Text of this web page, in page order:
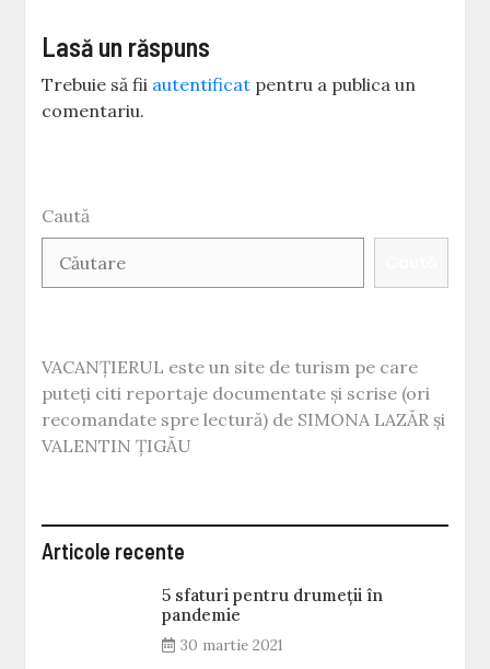
Lasă un răspuns
Trebuie să fii autentificat pentru a publica un
comentariu.
Caută
VACANȚIERUL este un site de turism pe care
puteți citi reportaje documentate și scrise (ori
recomandate spre lectură) de SIMONA LAZĂR și
VALENTIN ȚIGĂU
Articole recente
5 sfaturi pentru drumeții în
pandemie
30 martie 2021